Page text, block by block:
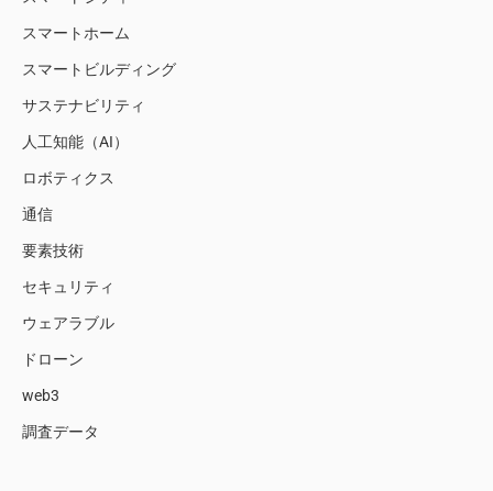
スマートホーム
スマートビルディング
サステナビリティ
人工知能（AI）
ロボティクス
通信
要素技術
セキュリティ
ウェアラブル
ドローン
web3
調査データ